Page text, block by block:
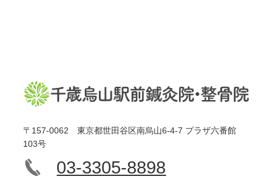
〒157-0062 東京都世田谷区南烏山6-4-7 プラザ六番館
103号
03-3305-8898